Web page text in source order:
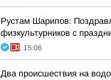
Рустам Шарипов:
физкультурников с
15:06
Два происшествия на